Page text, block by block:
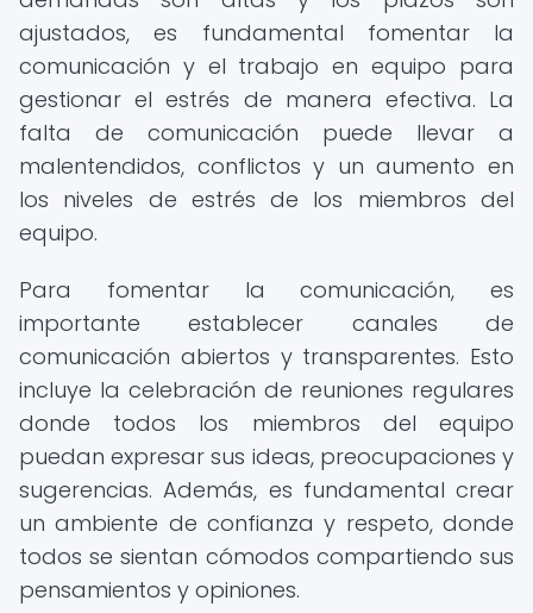
ajustados, es fundamental fomentar la
comunicación y el trabajo en equipo para
gestionar el estrés de manera efectiva. La
falta de comunicación puede llevar a
malentendidos, conflictos y un aumento en
los niveles de estrés de los miembros del
equipo.
Para fomentar la comunicación, es
importante establecer canales de
comunicación abiertos y transparentes. Esto
incluye la celebración de reuniones regulares
donde todos los miembros del equipo
puedan expresar sus ideas, preocupaciones y
sugerencias. Además, es fundamental crear
un ambiente de confianza y respeto, donde
todos se sientan cómodos compartiendo sus
pensamientos y opiniones.